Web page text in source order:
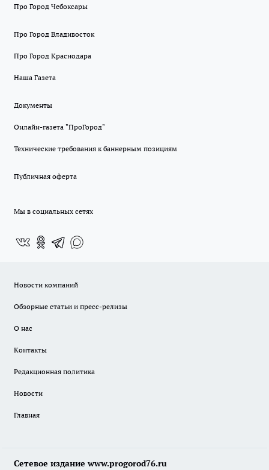
Про Город Чебоксары
Про Город Владивосток
Про Город Краснодара
Наша Газета
Документы
Онлайн-газета "ПроГород"
Технические требования к баннерным позициям
Публичная оферта
Мы в социальных сетях
Новости компаний
Обзорные статьи и пресс-релизы
О нас
Контакты
Редакционная политика
Новости
Главная
Сетевое издание www.progorod76.ru